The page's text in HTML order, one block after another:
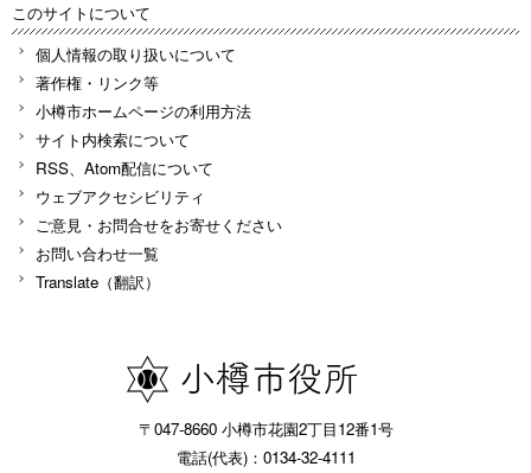
このサイトについて
個人情報の取り扱いについて
著作権・リンク等
小樽市ホームページの利用方法
サイト内検索について
RSS、Atom配信について
ウェブアクセシビリティ
ご意見・お問合せをお寄せください
お問い合わせ一覧
Translate（翻訳）
〒047-8660 小樽市花園2丁目12番1号
電話(代表)：0134-32-4111